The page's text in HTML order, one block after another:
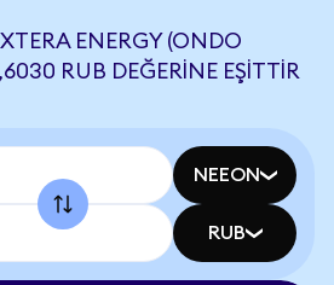
ENERGY (ONDO
RUB DEĞERINE EŞITTIR
NEEON
RUB